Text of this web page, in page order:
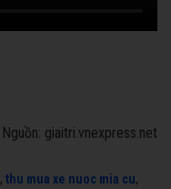
Nguồn: giaitri.vnexpress.net
, thu mua xe nuoc mia cu,